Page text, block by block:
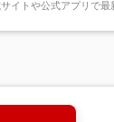
イトや公式アプリで最